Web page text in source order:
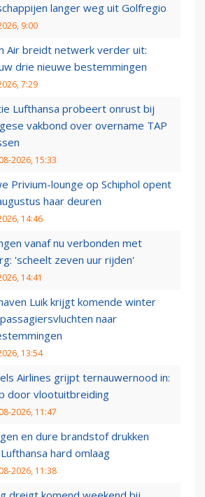
langer weg uit Golfregio
9:00
Air breidt netwerk verder uit:
drie nieuwe bestemmingen
7:29
Lufthansa probeert onrust bij
vakbond over overname TAP
2026, 15:33
Privium-lounge op Schiphol opent
haar deuren
14:46
vanaf nu verbonden met
'scheelt zeven uur rijden'
14:41
Luik krijgt komende winter
naar
13:54
Airlines grijpt ternauwernood in:
door vlootuitbreiding
2026, 11:47
en dure brandstof drukken
hard omlaag
2026, 11:38